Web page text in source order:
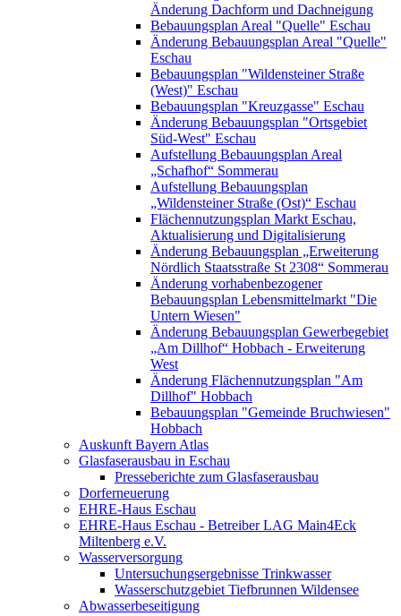
Änderung Dachform und Dachneigung
Bebauungsplan Areal "Quelle" Eschau
Änderung Bebauungsplan Areal "Quelle"
Eschau
Bebauungsplan "Wildensteiner Straße
(West)" Eschau
Bebauungsplan "Kreuzgasse" Eschau
Änderung Bebauungsplan "Ortsgebiet
Süd-West" Eschau
Aufstellung Bebauungsplan Areal
„Schafhof“ Sommerau
Aufstellung Bebauungsplan
„Wildensteiner Straße (Ost)“ Eschau
Flächennutzungsplan Markt Eschau,
Aktualisierung und Digitalisierung
Änderung Bebauungsplan „Erweiterung
Nördlich Staatsstraße St 2308“ Sommerau
Änderung vorhabenbezogener
Bebauungsplan Lebensmittelmarkt "Die
Untern Wiesen"
Änderung Bebauungsplan Gewerbegebiet
„Am Dillhof“ Hobbach - Erweiterung
West
Änderung Flächennutzungsplan "Am
Dillhof" Hobbach
Bebauungsplan "Gemeinde Bruchwiesen"
Hobbach
Auskunft Bayern Atlas
Glasfaserausbau in Eschau
Presseberichte zum Glasfaserausbau
Dorferneuerung
EHRE-Haus Eschau
EHRE-Haus Eschau - Betreiber LAG Main4Eck
Miltenberg e.V.
Wasserversorgung
Untersuchungsergebnisse Trinkwasser
Wasserschutzgebiet Tiefbrunnen Wildensee
Abwasserbeseitigung